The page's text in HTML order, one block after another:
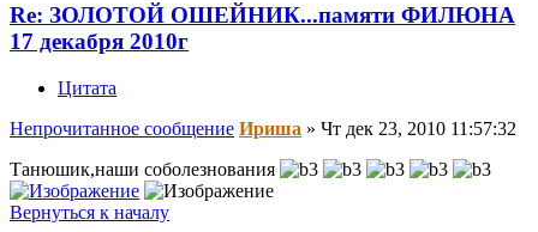
Re: ЗОЛОТОЙ ОШЕЙНИК...памяти ФИЛЮНА
17 декабря 2010г
Цитата
Непрочитанное сообщение Ириша » Чт дек 23, 2010 11:57:32
Танюшик,наши соболезнования
Вернуться к началу